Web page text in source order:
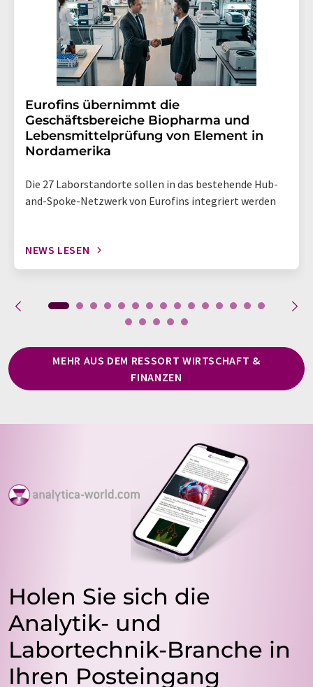
Eurofins übernimmt die
Geschäftsbereiche Biopharma und
Lebensmittelprüfung von Element in
Nordamerika
Die 27 Laborstandorte sollen in das bestehende Hub-
and-Spoke-Netzwerk von Eurofins integriert werden
NEWS LESEN
MEHR AUS DEM RESSORT WIRTSCHAFT &
FINANZEN
Holen Sie sich die
Analytik- und
Labortechnik-Branche in
Ihren Posteingang